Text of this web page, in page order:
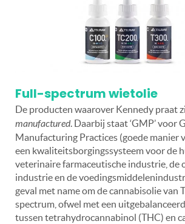
Full-spectrum wietolie
De producten waarover Kennedy praat
manufactured. Daarbij staat ‘GMP’ voor
Manufacturing Practices (goede manier
een kwaliteitsborgingssysteem voor de
veterinaire farmaceutische industrie, de
industrie en de
geval met name om de cannabisolie van
spectrum, ofwel met een
tussen tetrahydrocannabinol (THC) en